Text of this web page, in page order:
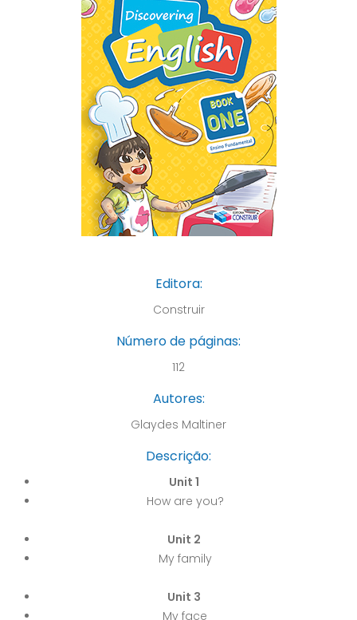
Editora:
Construir
Número de páginas:
112
Autores:
Glaydes Maltiner
Descrição:
Unit 1
How are you?
Unit 2
My family
Unit 3
My face